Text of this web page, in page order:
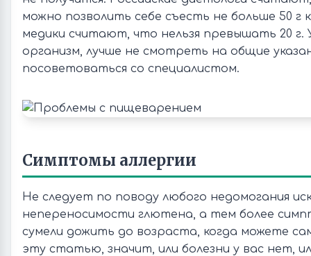
можно позволить себе съесть не больше 50 г
медики считают, что нельзя превышать 20 г.
организм, лучше не смотреть на общие
посоветоваться со специалистом.
Симптомы аллергии
Не следует по поводу любого недомогания
непереносимости глютена, а тем более
сумели дожить до возраста, когда можете
эту статью, значит, или болезни у вас нет,